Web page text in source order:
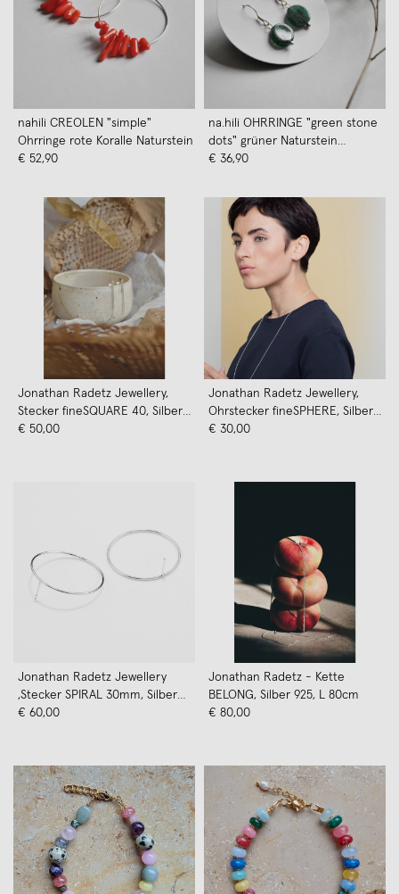
nahili CREOLEN "simple"
Ohrringe rote Koralle Naturstein
€ 52,90
na.hili OHRRINGE "green stone
dots" grüner Naturstein
*komplett 925 Silber*
€ 36,90
Jonathan Radetz Jewellery,
Stecker fineSQUARE 40, Silber
925, Handmade in Germany
€ 50,00
Jonathan Radetz Jewellery,
Ohrstecker fineSPHERE, Silber
925, Handmade in Germany
€ 30,00
Jonathan Radetz Jewellery
,Stecker SPIRAL 30mm, Silber
925
€ 60,00
Jonathan Radetz - Kette
BELONG, Silber 925, L 80cm
€ 80,00